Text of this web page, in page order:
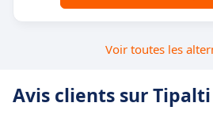
Voir toutes les
Avis clients sur Tipalti